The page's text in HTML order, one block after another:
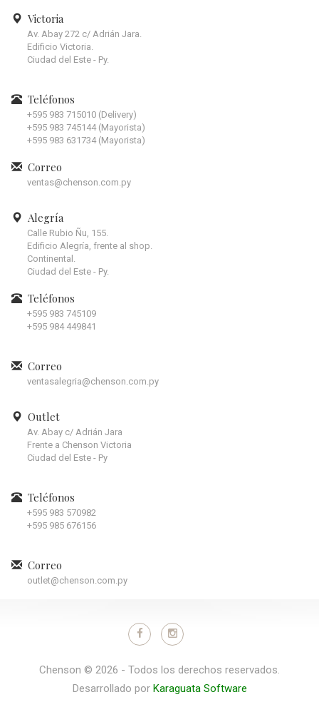
Victoria
Av. Abay 272 c/ Adrián Jara.
Edificio Victoria.
Ciudad del Este - Py.
Teléfonos
+595 983 715010 (Delivery)
+595 983 745144 (Mayorista)
+595 983 631734 (Mayorista)
Correo
ventas@chenson.com.py
Alegría
Calle Rubio Ñu, 155.
Edificio Alegría, frente al shop.
Continental.
Ciudad del Este - Py.
Teléfonos
+595 983 745109
+595 984 449841
Correo
ventasalegria@chenson.com.py
Outlet
Av. Abay c/ Adrián Jara
Frente a Chenson Victoria
Ciudad del Este - Py
Teléfonos
+595 983 570982
+595 985 676156
Correo
outlet@chenson.com.py
Chenson © 2026 - Todos los derechos reservados.
Desarrollado por Karaguata Software